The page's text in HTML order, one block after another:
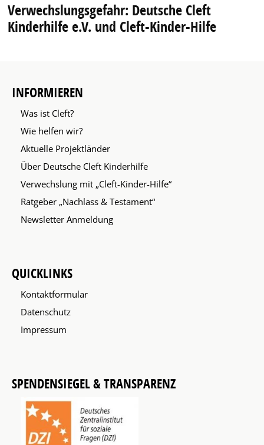
Verwechslungsgefahr: Deutsche Cleft
Kinderhilfe e.V. und Cleft-Kinder-Hilfe
INFORMIEREN
Was ist Cleft?
Wie helfen wir?
Aktuelle Projektländer
Über Deutsche Cleft Kinderhilfe
Verwechslung mit „Cleft-Kinder-Hilfe“
Ratgeber „Nachlass & Testament“
Newsletter Anmeldung
QUICKLINKS
Kontaktformular
Datenschutz
Impressum
SPENDENSIEGEL & TRANSPARENZ